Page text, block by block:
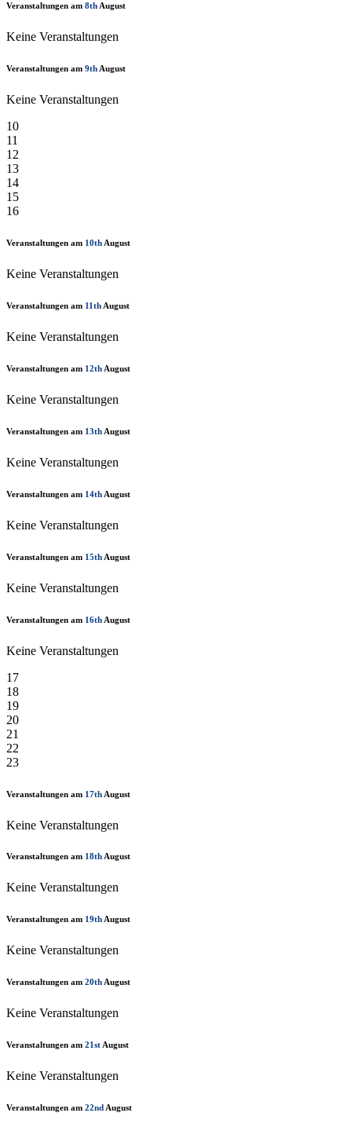
Veranstaltungen am 8th August
Keine Veranstaltungen
Veranstaltungen am 9th August
Keine Veranstaltungen
10
11
12
13
14
15
16
Veranstaltungen am 10th August
Keine Veranstaltungen
Veranstaltungen am 11th August
Keine Veranstaltungen
Veranstaltungen am 12th August
Keine Veranstaltungen
Veranstaltungen am 13th August
Keine Veranstaltungen
Veranstaltungen am 14th August
Keine Veranstaltungen
Veranstaltungen am 15th August
Keine Veranstaltungen
Veranstaltungen am 16th August
Keine Veranstaltungen
17
18
19
20
21
22
23
Veranstaltungen am 17th August
Keine Veranstaltungen
Veranstaltungen am 18thAugust
Keine Veranstaltungen
Veranstaltungen am 19thAugust
Keine Veranstaltungen
Veranstaltungen am 20th August
Keine Veranstaltungen
Veranstaltungen am 21st August
Keine Veranstaltungen
Veranstaltungen am 22nd August